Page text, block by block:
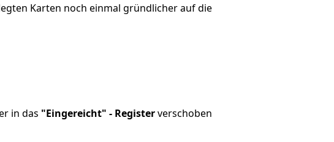
Karten noch einmal gründlicher auf die
in das "Eingereicht" - Registerverschoben